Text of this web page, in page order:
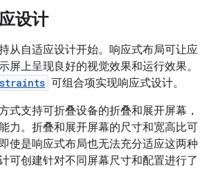
设计
从自适应设计开始。响应式布局可让应
屏上呈现良好的视觉效果和运行效果。
可组合项实现响应式设计。
式支持可折叠设备的折叠和展开屏幕，
力。折叠和展开屏幕的尺寸和宽高比可
使是响应式布局也无法充分适应这两种
可创建针对不同屏幕尺寸和配置进行了